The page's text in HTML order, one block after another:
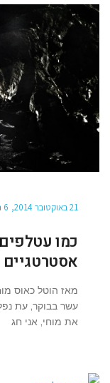
21 באוקטובר 2014 6 תגובות
כמו
עשר בבוקר, עת
את מוחי, אני חג